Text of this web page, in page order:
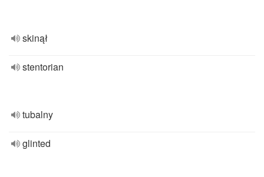
skinął
stentorian
tubalny
glinted